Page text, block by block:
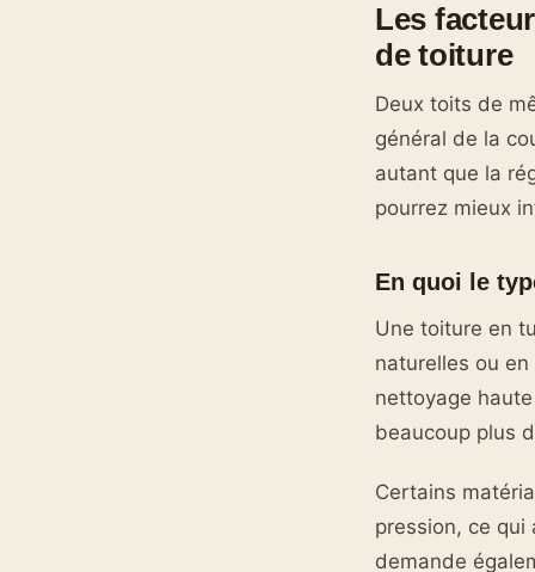
Les
de toiture
Deux toits de
général de la
autant que la
pourrez mieux
En quoi le
Une toiture en
naturelles ou
nettoyage
beaucoup plus
Certains
pression, ce qui
demande